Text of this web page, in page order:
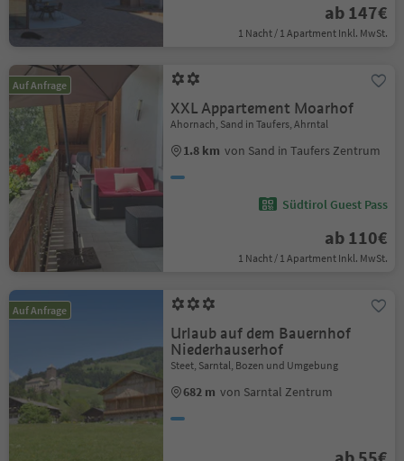
ab 147€
1 Nacht / 1 Apartment Inkl. MwSt.
Auf Anfrage
XXL Appartement Moarhof
Ahornach, Sand in Taufers, Ahrntal
1.8 km von Sand in Taufers Zentrum
Südtirol Guest Pass
ab 110€
1 Nacht / 1 Apartment Inkl. MwSt.
Auf Anfrage
Urlaub auf dem Bauernhof
Niederhauserhof
Steet, Sarntal, Bozen und Umgebung
682 m von Sarntal Zentrum